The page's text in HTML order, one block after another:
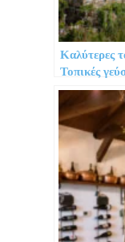
Καλύτερες
Τοπικές